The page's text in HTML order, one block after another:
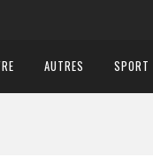
AUTRES SPORT